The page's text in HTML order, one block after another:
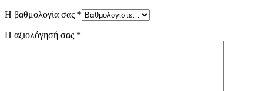
Η βαθμολογία σας *
Η αξιολόγησή σας *